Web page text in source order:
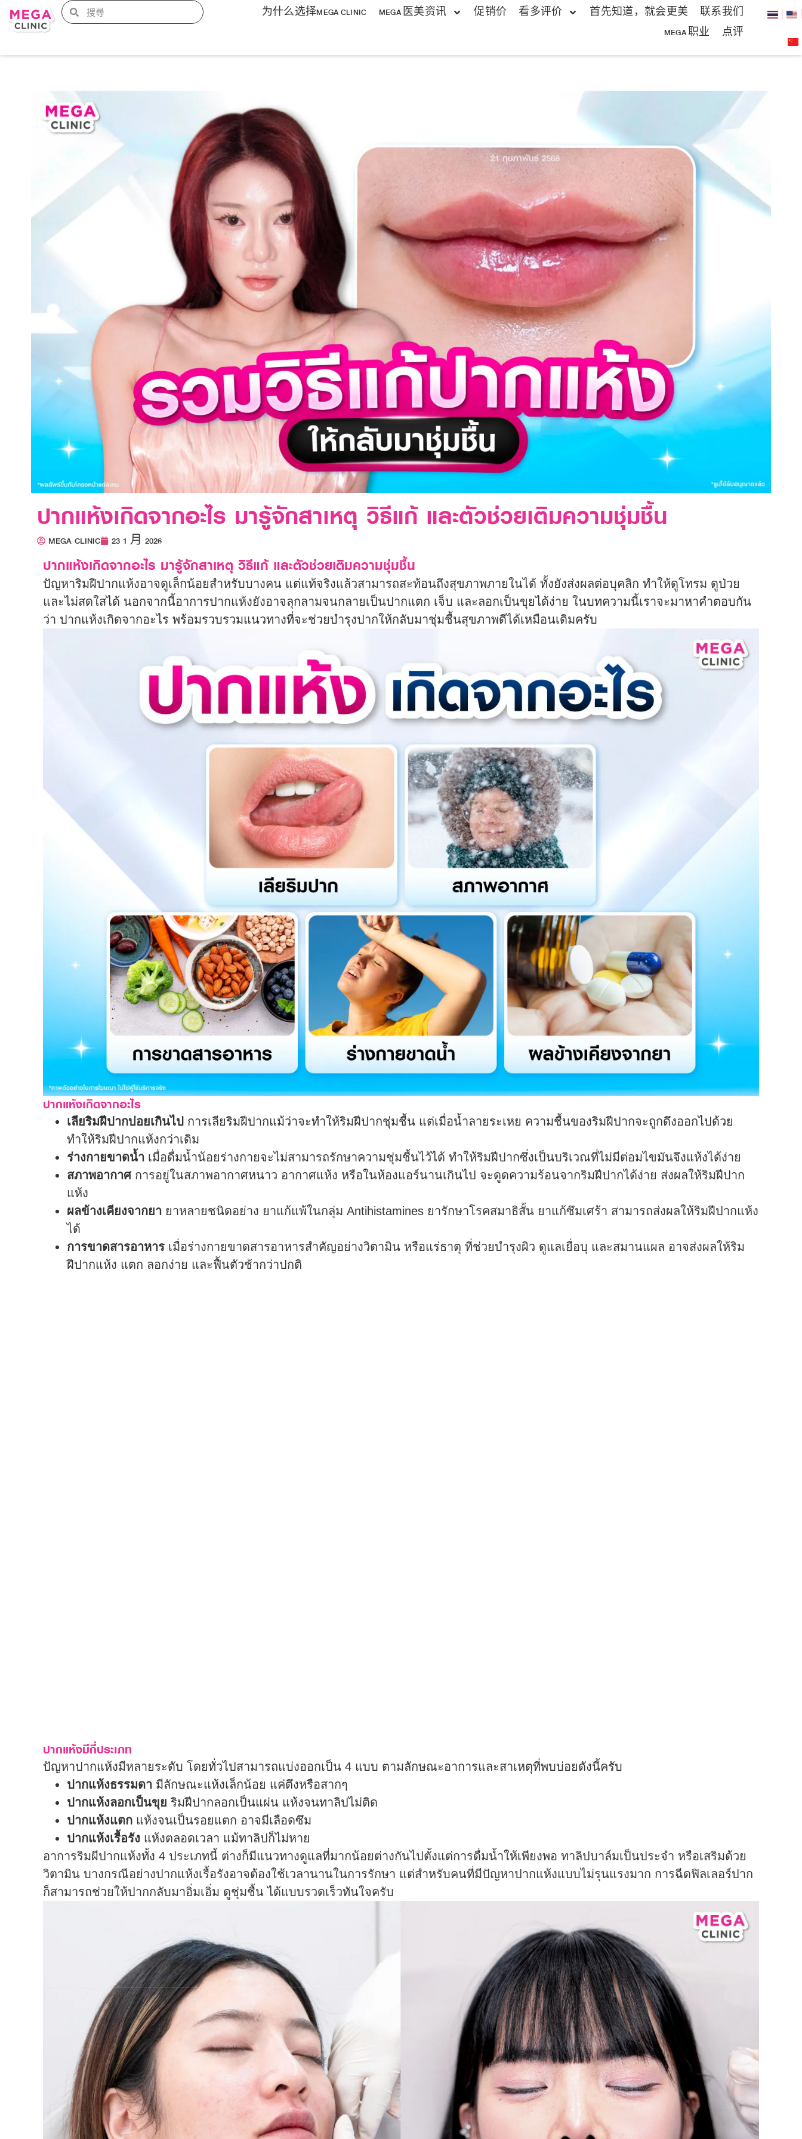
为什么选择MEGA CLINIC MEGA 医美资讯 促销价 看多评价 首先知道，就会更美
联系我们
MEGA 职业
点评
ปากแห้งเกิดจากอะไร มารู้จักสาเหตุ วิธีแก้ และตัวช่วยเติมความชุ่มชื้น
MEGA CLINIC 23 1 月 2026
ปากแห้งเกิดจากอะไร มารู้จักสาเหตุ วิธีแก้ และตัวช่วยเติมความชุ่มชื้น
ปัญหาริมฝีปากแห้งอาจดูเล็กน้อยสำหรับบางคน แต่แท้จริงแล้วสามารถสะท้อนถึงสุขภาพภายในได้ ทั้งยังส่งผลต่อบุคลิก ทำให้ดูโทรม ดูป่วย
และไม่สดใสได้ นอกจากนี้อาการปากแห้งยังอาจลุกลามจนกลายเป็นปากแตก เจ็บ และลอกเป็นขุยได้ง่าย ในบทความนี้เราจะมาหาคำตอบกัน
ว่า ปากแห้งเกิดจากอะไร พร้อมรวบรวมแนวทางที่จะช่วยบำรุงปากให้กลับมาชุ่มชื้นสุขภาพดีได้เหมือนเดิมครับ
ปากแห้งเกิดจากอะไร
เลียริมฝีปากบ่อยเกินไป การเลียริมฝีปากแม้ว่าจะทำให้ริมฝีปากชุ่มชื้น แต่เมื่อน้ำลายระเหย ความชื้นของริมฝีปากจะถูกดึงออกไปด้วย
ทำให้ริมฝีปากแห้งกว่าเดิม
ร่างกายขาดน้ำ เมื่อดื่มน้ำน้อยร่างกายจะไม่สามารถรักษาความชุ่มชื้นไว้ได้ ทำให้ริมฝีปากซึ่งเป็นบริเวณที่ไม่มีต่อมไขมันจึงแห้งได้ง่าย
สภาพอากาศการอยู่ในสภาพอากาศหนาว อากาศแห้ง หรือในห้องแอร์นานเกินไป จะดูดความร้อนจากริมฝีปากได้ง่าย ส่งผลให้ริมฝีปาก
แห้ง
ผลข้างเคียงจากยา ยาหลายชนิดอย่าง ยาแก้แพ้ในกลุ่ม Antihistamines ยารักษาโรคสมาธิสั้น ยาแก้ซึมเศร้า สามารถส่งผลให้ริมฝีปากแห้ง
ได้
การขาดสารอาหาร เมื่อร่างกายขาดสารอาหารสำคัญอย่างวิตามิน หรือแร่ธาตุ ที่ช่วยบำรุงผิว ดูแลเยื่อบุ และสมานแผล อาจส่งผลให้ริม
ฝีปากแห้ง แตก ลอกง่าย และฟื้นตัวช้ากว่าปกติ
ปากแห้งมีกี่ประเภท
ปัญหาปากแห้งมีหลายระดับ โดยทั่วไปสามารถแบ่งออกเป็น 4 แบบ ตามลักษณะอาการและสาเหตุที่พบบ่อยดังนี้ครับ
ปากแห้งธรรมดา มีลักษณะแห้งเล็กน้อย แค่ตึงหรือสากๆ
ปากแห้งลอกเป็นขุย ริมฝีปากลอกเป็นแผ่น แห้งจนทาลิปไม่ติด
ปากแห้งแตก แห้งจนเป็นรอยแตก อาจมีเลือดซึม
ปากแห้งเรื้อรัง แห้งตลอดเวลา แม้ทาลิปก็ไม่หาย
อาการริมผีปากแห้งทั้ง 4 ประเภทนี้ ต่างก็มีแนวทางดูแลที่มากน้อยต่างกันไปตั้งแต่การดื่มน้ำให้เพียงพอ ทาลิปบาล์มเป็นประจำ หรือเสริมด้วย
วิตามิน บางกรณีอย่างปากแห้งเรื้อรังอาจต้องใช้เวลานานในการรักษา แต่สำหรับคนที่มีปัญหาปากแห้งแบบไม่รุนแรงมาก การฉีดฟิลเลอร์ปาก
ก็สามารถช่วยให้ปากกลับมาอิ่มเอิ่ม ดูชุ่มชื้น ได้แบบรวดเร็วทันใจครับ